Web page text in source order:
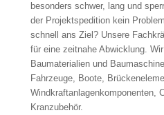
besonders schwer, lang und
der Projektspedition kein
schnell ans Ziel? Unsere
für eine zeitnahe Abwicklung.
Baumaterialien und
Fahrzeuge, Boote,
Windkraftanlagenkomponenten,
Kranzubehör.